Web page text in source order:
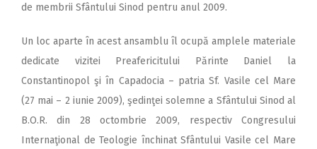
de membrii Sfântului Sinod pentru anul 2009.
Un loc aparte în acest ansamblu îl ocupă amplele materiale
dedicate vizitei Preafericitului Părinte Daniel la
Constantinopol şi în Capadocia – patria Sf. Vasile cel Mare
(27 mai – 2 iunie 2009), şedinţei solemne a Sfântului Sinod al
B.O.R. din 28 octombrie 2009, respectiv Congresului
Internaţional de Teologie închinat Sfântului Vasile cel Mare